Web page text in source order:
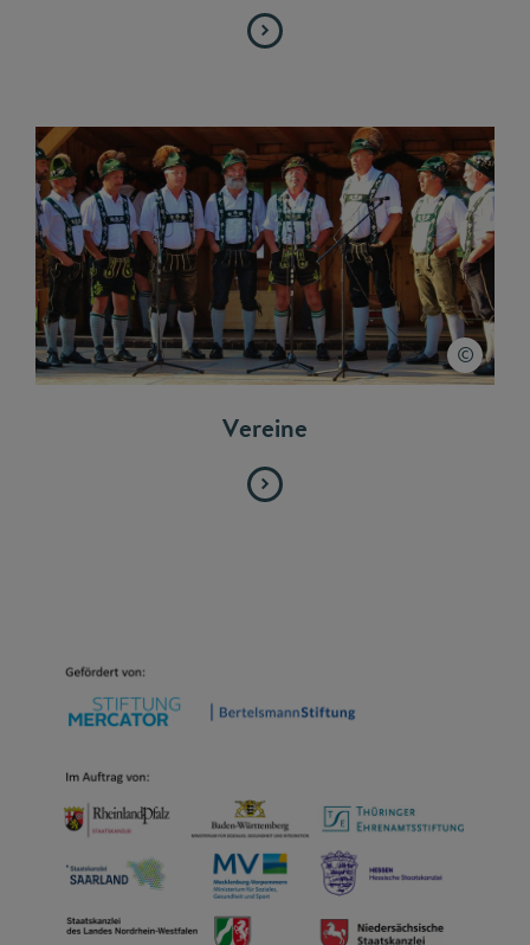
Vereine